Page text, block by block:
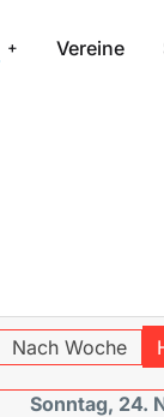
Vereine
Nach Woche
Sonntag, 24.